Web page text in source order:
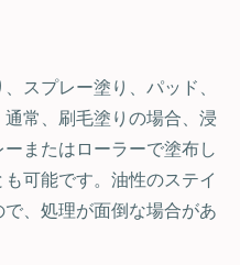
スプレー塗り、パッド、
常、刷毛塗りの場合、浸
またはローラーで塗布し
可能です。油性のステイ
、処理が面倒な場合があ